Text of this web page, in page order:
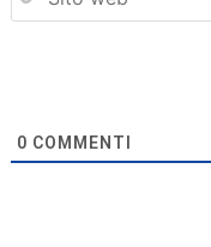
0 COMMENTI